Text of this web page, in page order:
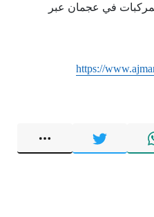
في عجمان عبر
https://